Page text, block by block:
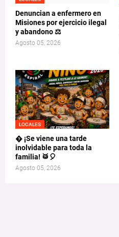
Denuncian a enfermero en
Misiones por ejercicio ilegal
y abandono ⚖️
Agosto 05, 2026
LOCALES
� ¡Se viene una tarde
inolvidable para toda la
familia! 🥁🎈
Agosto 05, 2026